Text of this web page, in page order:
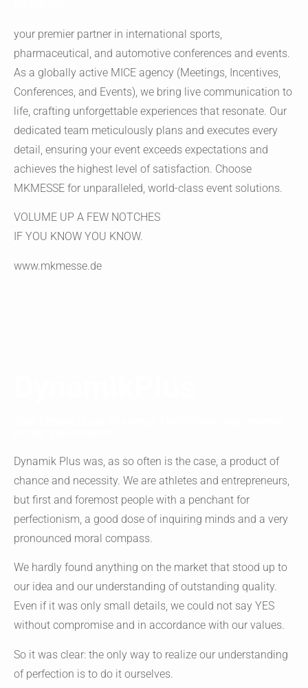
your premier partner in international sports,
pharmaceutical, and automotive conferences and events.
As a globally active MICE agency (Meetings, Incentives,
Conferences, and Events), we bring live communication to
life, crafting unforgettable experiences that resonate. Our
dedicated team meticulously plans and executes every
detail, ensuring your event exceeds expectations and
achieves the highest level of satisfaction. Choose
MKMESSE for unparalleled, world-class event solutions.
VOLUME UP A FEW NOTCHES
IF YOU KNOW YOU KNOW.
www.mkmesse.de
Dynamik Plus was, as so often is the case, a product of
chance and necessity. We are athletes and entrepreneurs,
but first and foremost people with a penchant for
perfectionism, a good dose of inquiring minds and a very
pronounced moral compass.
We hardly found anything on the market that stood up to
our idea and our understanding of outstanding quality.
Even if it was only small details, we could not say YES
without compromise and in accordance with our values.
So it was clear: the only way to realize our understanding
of perfection is to do it ourselves.